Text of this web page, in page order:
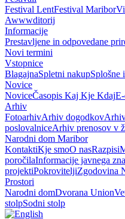
Festival LentFestival Maribor
Awwwditorij
Informacije
Prestavljene in odpovedane
Novi termini
Vstopnice
BlagajnaSpletni nakupSplošne
Novice
NoviceČasopis Kaj Kje Kdaj
Arhiv
FotoarhivArhiv dogodkov
poslovalniceArhiv prenosov v
Narodni dom Maribor
KontaktiKje smoO nasRazpisi
poročilaInformacije javnega
projektiPokroviteljiZgodovina
Prostori
Narodni domDvorana Union
stolpSodni stolp